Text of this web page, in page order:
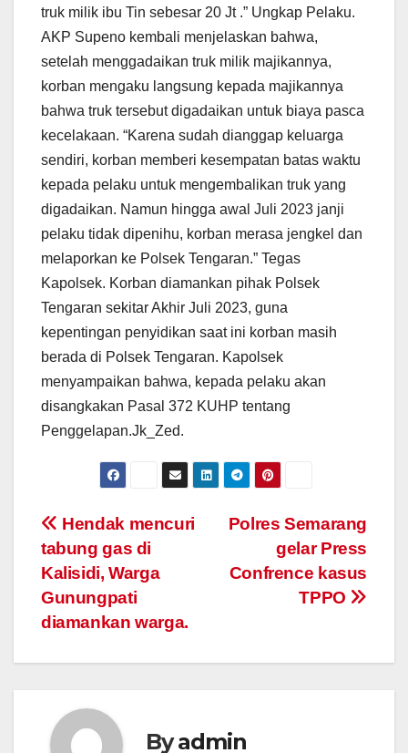
truk milik ibu Tin sebesar 20 Jt .” Ungkap Pelaku.
AKP Supeno kembali menjelaskan bahwa,
setelah menggadaikan truk milik majikannya,
korban mengaku langsung kepada majikannya
bahwa truk tersebut digadaikan untuk biaya pasca
kecelakaan. “Karena sudah dianggap keluarga
sendiri, korban memberi kesempatan batas waktu
kepada pelaku untuk mengembalikan truk yang
digadaikan. Namun hingga awal Juli 2023 janji
pelaku tidak dipenihu, korban merasa jengkel dan
melaporkan ke Polsek Tengaran.” Tegas
Kapolsek. Korban diamankan pihak Polsek
Tengaran sekitar Akhir Juli 2023, guna
kepentingan penyidikan saat ini korban masih
berada di Polsek Tengaran. Kapolsek
menyampaikan bahwa, kepada pelaku akan
disangkakan Pasal 372 KUHP tentang
Penggelapan.Jk_Zed.
Post
navigation
Polres Semarang
gelar Press
Confrence kasus
TPPO
Hendak mencuri
tabung gas di
Kalisidi, Warga
Gunungpati
diamankan warga.
Byadmin